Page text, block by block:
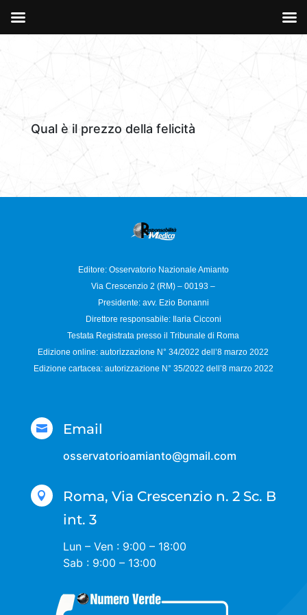
Qual è il prezzo della felicità
Editore: Osservatorio Nazionale Amianto
Via Crescenzio 2 (RM) – 00193 –
Presidente: avv. Ezio Bonanni
Direttore responsabile:
Ilaria Cicconi
Testata Registrata presso il Tribunale di Roma
Edizione online: autorizzazione N°34/2022 dell’8 marzo 2022
Edizione cartacea: autorizzazione N° 35/2022 dell’8 marzo 2022
 Email
osservatorioamianto@gmail.com

Roma, Via Crescenzio n. 2 Sc. B
int. 3
Lun – Ven : 9:00 – 18:00
Sab : 9:00 – 13:00